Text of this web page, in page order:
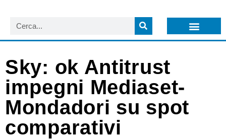
Sky: ok Antitrust
impegni Mediaset-
Mondadori su spot
comparativi